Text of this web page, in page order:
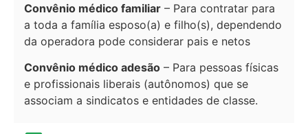
Convênio médico familiar – Para contratar para
a toda a família esposo(a) e filho(s), dependendo
da operadora pode considerar pais e netos
Convênio médico adesão – Para pessoas físicas
e profissionais liberais (autônomos) que se
associam a sindicatos e entidades de classe.